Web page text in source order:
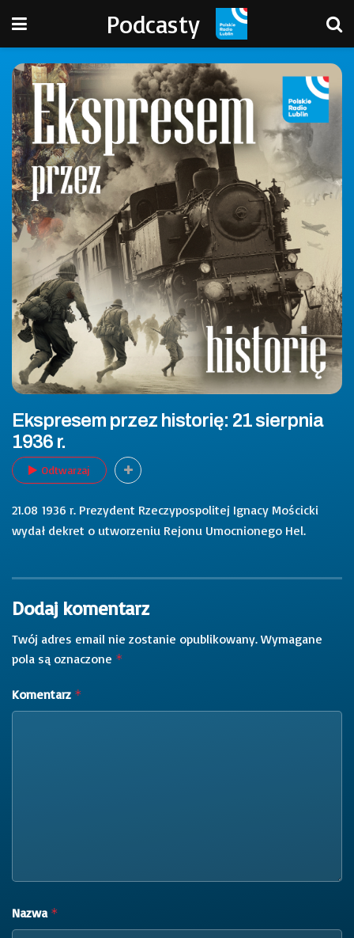
Podcasty
Ekspresem przez historię: 21 sierpnia
1936 r.
Odtwarzaj
21.08 1936 r. Prezydent Rzeczypospolitej Ignacy Mościcki
wydał dekret o utworzeniu Rejonu Umocnionego Hel.
Dodaj komentarz
Twój adres email nie zostanie opublikowany. Wymagane
pola są oznaczone *
Komentarz *
Nazwa *